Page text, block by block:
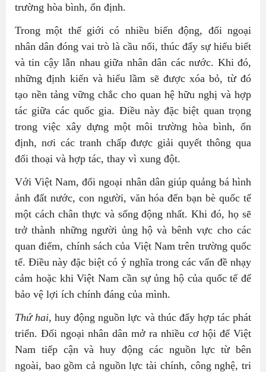
trường hòa bình, ổn định.
Trong một thế giới có nhiều biến động, đối ngoại
nhân dân đóng vai trò là cầu nối, thúc đẩy sự hiểu biết
và tin cậy lẫn nhau giữa nhân dân các nước. Khi đó,
những định kiến và hiểu lầm sẽ được xóa bỏ, từ đó
tạo nền tảng vững chắc cho quan hệ hữu nghị và hợp
tác giữa các quốc gia. Điều này đặc biệt quan trọng
trong việc xây dựng một môi trường hòa bình, ổn
định, nơi các tranh chấp được giải quyết thông qua
đối thoại và hợp tác, thay vì xung đột.
Với Việt Nam, đối ngoại nhân dân giúp quảng bá hình
ảnh đất nước, con người, văn hóa đến bạn bè quốc tế
một cách chân thực và sống động nhất. Khi đó, họ sẽ
trở thành những người ủng hộ và bênh vực cho các
quan điểm, chính sách của Việt Nam trên trường quốc
tế. Điều này đặc biệt có ý nghĩa trong các vấn đề nhạy
cảm hoặc khi Việt Nam cần sự ủng hộ của quốc tế để
bảo vệ lợi ích chính đáng của mình.
Thứ hai, huy động nguồn lực và thúc đẩy hợp tác phát
triển. Đối ngoại nhân dân mở ra nhiều cơ hội để Việt
Nam tiếp cận và huy động các nguồn lực từ bên
ngoài, bao gồm cả nguồn lực tài chính, công nghệ, tri